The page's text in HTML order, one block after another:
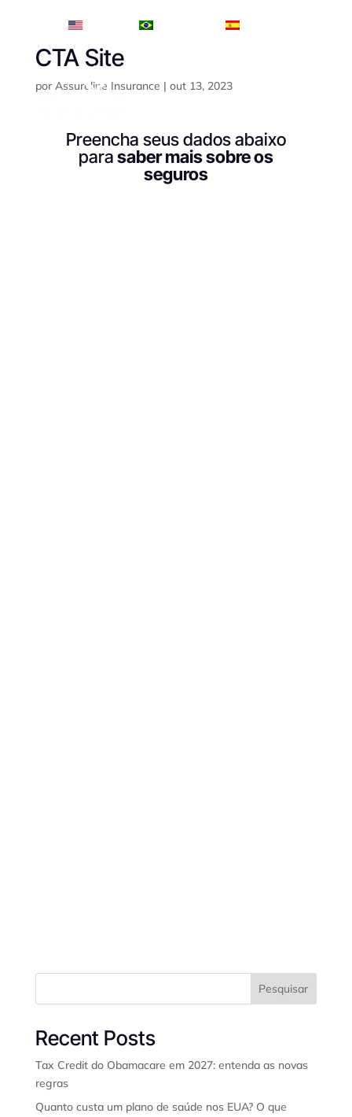
CTA Site
por Assureline Insurance | out 13, 2023
Preencha seus dados abaixo
parasaber mais sobre os
seguros
Pesquisar
Recent Posts
Tax Credit do Obamacare em 2027: entenda as novas
regras
Quanto custa um plano de saúde nos EUA? O que